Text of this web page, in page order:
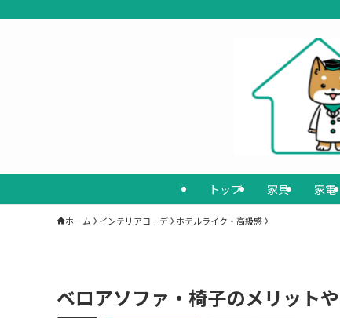
トップ 家具 家電
ホーム インテリアコーデ ホテルライク・高級感
ベロアソファ・椅子のメリット